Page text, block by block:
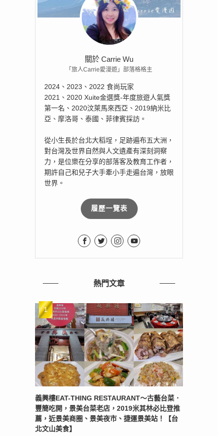
關於 Carrie Wu
「旅人Carrie愛漫遊」部落格格主
2024、2023、2022 食尚玩家
2021、2020 Xuite金選獎-年度旅遊人氣獎
第一名、2020汶萊馬來西亞、2019納米比
亞、摩洛哥、泰國、菲律賓採訪。
從小生長於台北大稻埕，足跡遍布五大洲，
對台灣及世界自然與人文遺產有深刻洞察
力，是位樂在分享的部落客及教育工作者，
期許自己和兒子大手牽小手走遍台灣，放眼
世界。
履歷一覽表
熱門文章
義興樓EAT-THING RESTAURANT〜古藝台菜．
豐簡吃開，景美台菜老店，2019米其林必比登推
薦，近景美商圈、景美夜市、捷運景美站！【台
北文山美食】